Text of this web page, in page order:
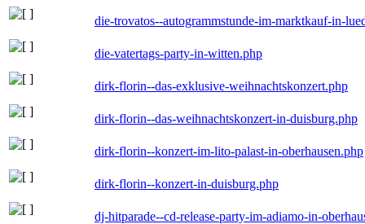
die-trovatos--autogrammstunde-im-marktkauf-in-
die-vatertags-party-in-witten.php
dirk-florin--das-exklusive-weihnachtskonzert.php
dirk-florin--das-weihnachtskonzert-in-duisburg.php
dirk-florin--konzert-im-lito-palast-in-oberhausen.php
dirk-florin--konzert-in-duisburg.php
dj-hitparade--cd-release-party-im-adiamo-in-